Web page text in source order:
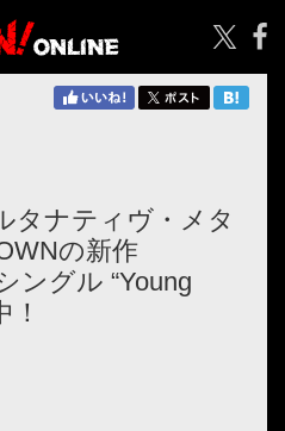
タナティヴ・メタ
の新作
ングル “Young